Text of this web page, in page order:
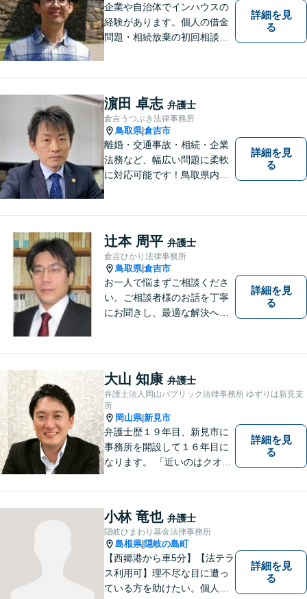
企業や自治体でインハウスの
経験があります。個人の借金
問題・相続放棄の初回相談
詳細を見
る
濵田 卓志 弁護士
倉吉うつぶき法律事務所
鳥取県|倉吉市
離婚・交通事故・相続・企業
法務など、幅広い問題に柔軟
に対応可能です！鳥取県内の
をしてもいいのか」と迷われ
ている方も、お気軽にご相談
ください！【駐車場有】
詳細を見
る
辻本 周平 弁護士
倉吉ひかり法律事務所
鳥取県|倉吉市
お一人で悩まずご相談くださ
い。ご相談者様のお話を丁寧
にお聞きし、最適な解決へと
詳細を見
る
大山 知康 弁護士
弁護士法人岡山パブリック法律事務所 ゆずりは新見支
所
岡山県|新見市
弁護士歴１９年目、新見市に
事務所を開設して１６年目に
なります。 「近いのはクオリ
皆さまに距離的にも精神的に
も「近い」法律事務所となれ
るよう職員一同頑張っていま
す。 お気軽にお問い合わせく
ださい。
詳細を見
る
小林 竜也 弁護士
隠岐ひまわり基金法律事務所
島根県|隠岐の島町
【西郷港から車5分】【法テラ
ス利用可】理不尽な目に遭っ
ている方を助けたい。個人・
詳細を見
る